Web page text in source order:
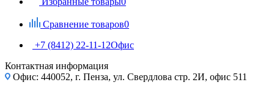
Сравнение товаров0
+7 (8412) 22-11-12Офис
Контактная информация
Офис: 440052, г. Пенза, ул. Свердлова стр. 2И, офис 511